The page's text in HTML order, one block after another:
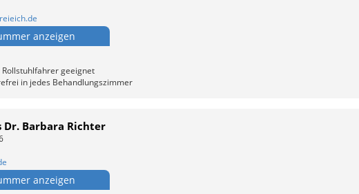
anzeigen
geeignet
in jedes Behandlungszimmer
Barbara Richter
anzeigen